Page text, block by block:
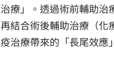
治療」。透過術前輔助治
再結合術後輔助治療（化
疫治療帶來的「長尾效應